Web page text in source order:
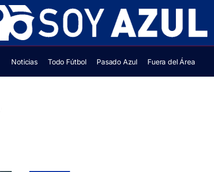
Noticias Todo Fútbol Pasado Azul Fuera del Área